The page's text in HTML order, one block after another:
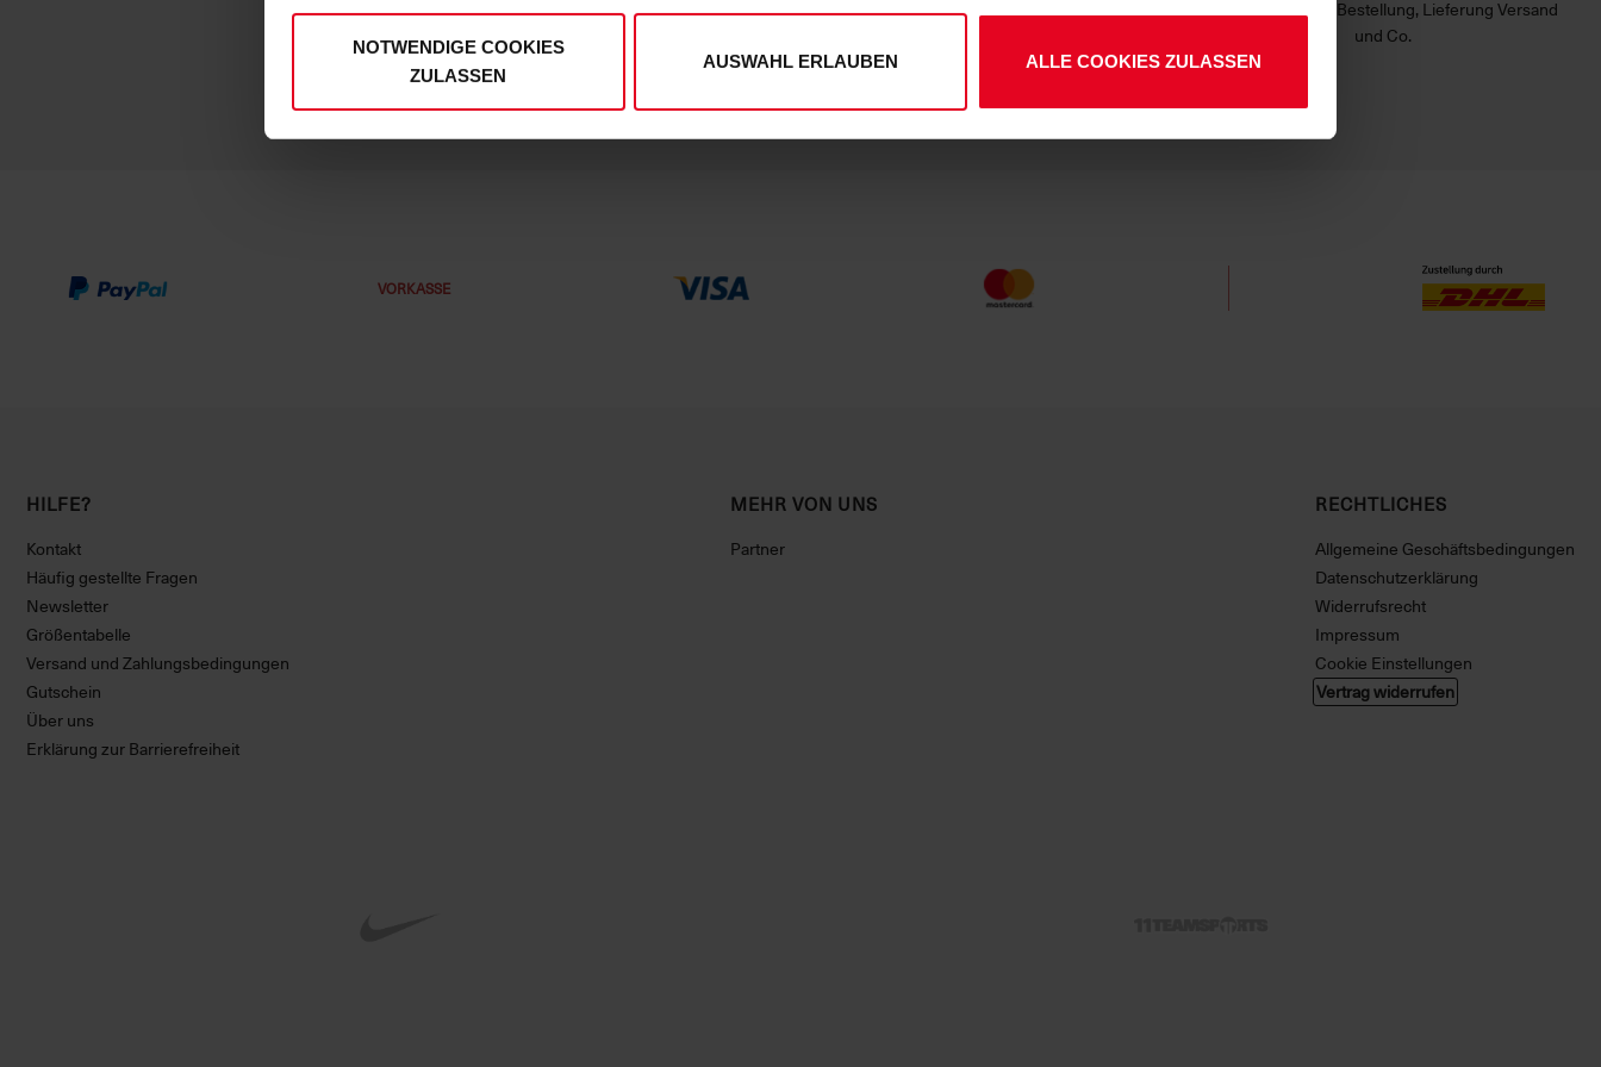
NOTWENDIGE COOKIES
ZULASSEN
AUSWAHL ERLAUBEN ALLE COOKIES ZULASSEN
regelmäßigen Qualitätskontrollen, um deinen
und unseren hohen Qualitätsstandards zu
entsprechen.
kompetentes Kundenservice-Team zuverlässig
Fragen zu deiner Bestellung, Lieferung Versand
und Co.
VORKASSE
HILFE?
Kontakt
Häufig gestellte Fragen
Newsletter
Größentabelle
Versand und Zahlungsbedingungen
Gutschein
Über uns
Erklärung zur Barrierefreiheit
MEHR VON UNS
Partner
RECHTLICHES
Allgemeine Geschäftsbedingungen
Datenschutzerklärung
Widerrufsrecht
Impressum
Cookie Einstellungen
Vertrag widerrufen